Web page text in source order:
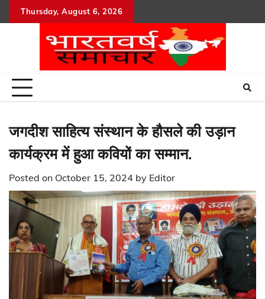
to
Thursday, August 6, 2026
जगदीश साहित्य संस्थान के हौसले की उड़ान
कार्यक्रम में हुआ कवियों का सम्मान.
Posted on October 15, 2024 by Editor